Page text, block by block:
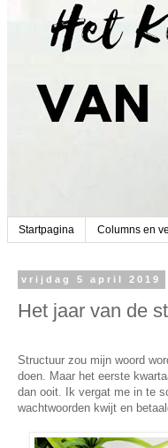
Startpagina Columns en
vrijdag 5 april 2019
Het jaar van de
Structuur zou mijn woord
doen. Maar het eerste
dan ooit. Ik vergat me in te
wachtwoorden kwijt en